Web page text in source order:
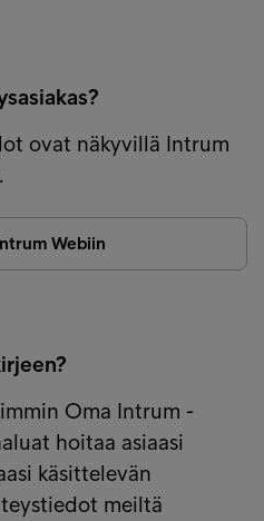
ovat näkyvillä Intrum
Webiin
Oma Intrum -
hoitaa asiaasi
käsittelevän
meiltä